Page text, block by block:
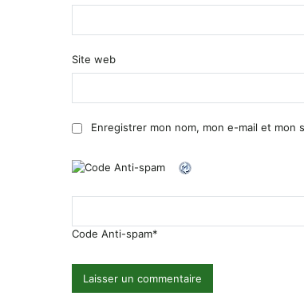
Site web
Enregistrer mon nom, mon e-mail et mon
Code Anti-spam*